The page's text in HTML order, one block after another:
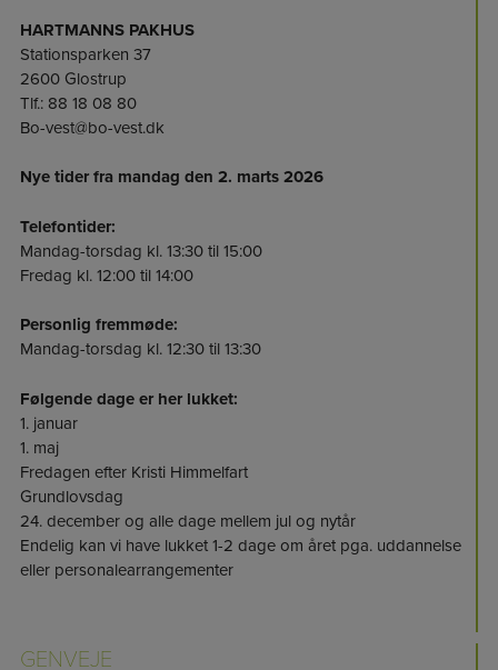
HARTMANNS PAKHUS
Stationsparken 37
2600 Glostrup
Tlf.: 88 18 08 80
Bo-vest@bo-vest.dk
Nye tider fra mandag den 2. marts 2026
Telefontider:
Mandag-torsdag kl. 13:30 til 15:00
Fredag kl. 12:00 til 14:00
Personlig fremmøde:
Mandag-torsdag kl. 12:30 til 13:30
Følgende dage er her lukket:
1. januar
1. maj
Fredagen efter Kristi Himmelfart
Grundlovsdag
24. december og alle dage mellem jul og nytår
Endelig kan vi have lukket 1-2 dage om året pga. uddannelse
eller personalearrangementer
GENVEJE